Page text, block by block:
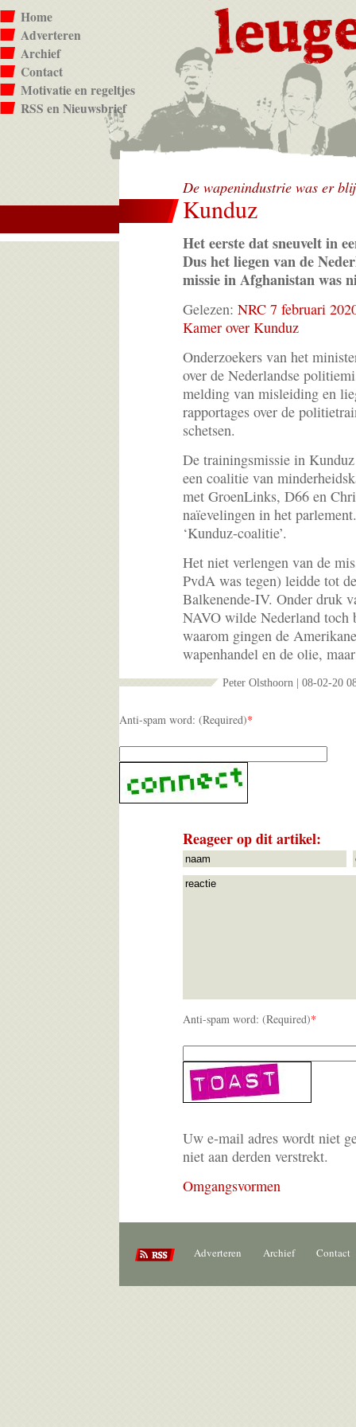
Home
Adverteren
Archief
Contact
Motivatie en regeltjes
RSS en Nieuwsbrief
De wapenindustrie was er
Kunduz
Het eerste dat sneuvelt in
Dus het liegen van de
missie in Afghanistan was
Gelezen: NRC 7 februari
Kamer over Kunduz
Onderzoekers van het
over de Nederlandse
melding van misleiding en
rapportages over de
schetsen.
De trainingsmissie in
een coalitie van
met GroenLinks, D66 en
naïevelingen in het
‘Kunduz-coalitie’.
Het niet verlengen van de
PvdA was tegen) leidde tot
Balkenende-IV. Onder druk
NAVO wilde Nederland toch
waarom gingen de
wapenhandel en de olie,
Peter Olsthoorn | 08-02-20
Anti-spam word: (Required)*
Reageer op dit artikel:
Anti-spam word: (Required)*
Uw e-mail adres wordt niet
niet aan derden verstrekt.
Omgangsvormen
Adverteren Archief Contact